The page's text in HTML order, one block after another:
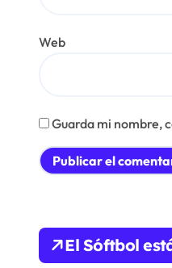
Web
Guarda mi nombre,
El Sóftbol